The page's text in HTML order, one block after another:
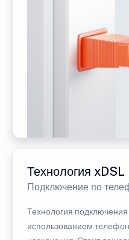
Технология xDSL
Подключение по
Технология
использованием